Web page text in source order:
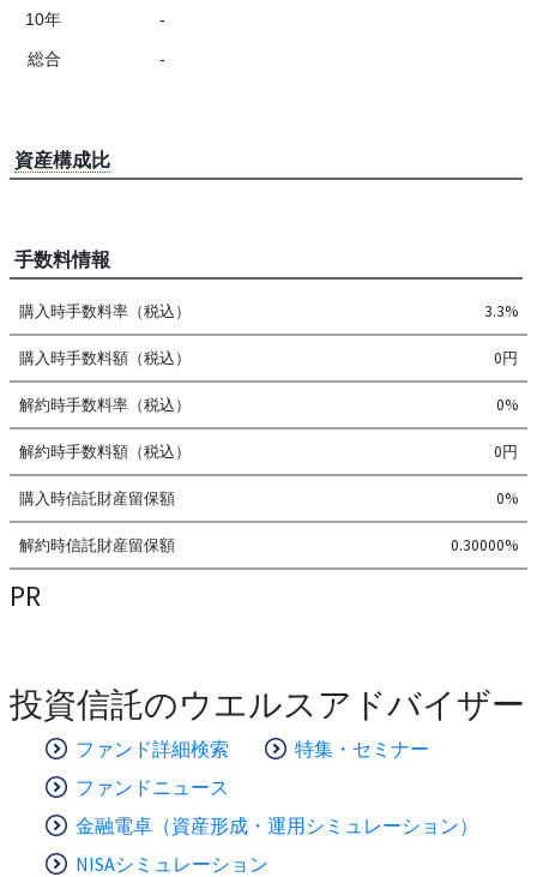
10年 -
総合 -
資産構成比
手数料情報
購入時手数料率（税込） 3.3%
購入時手数料額（税込） 0円
解約時手数料率（税込） 0%
解約時手数料額（税込） 0円
購入時信託財産留保額 0%
解約時信託財産留保額 0.30000%
PR
投資信託のウエルスアドバイザー
ファンド詳細検索
特集・セミナー
ファンドニュース
金融電卓（資産形成・運用シミュレーション）
NISAシミュレーション